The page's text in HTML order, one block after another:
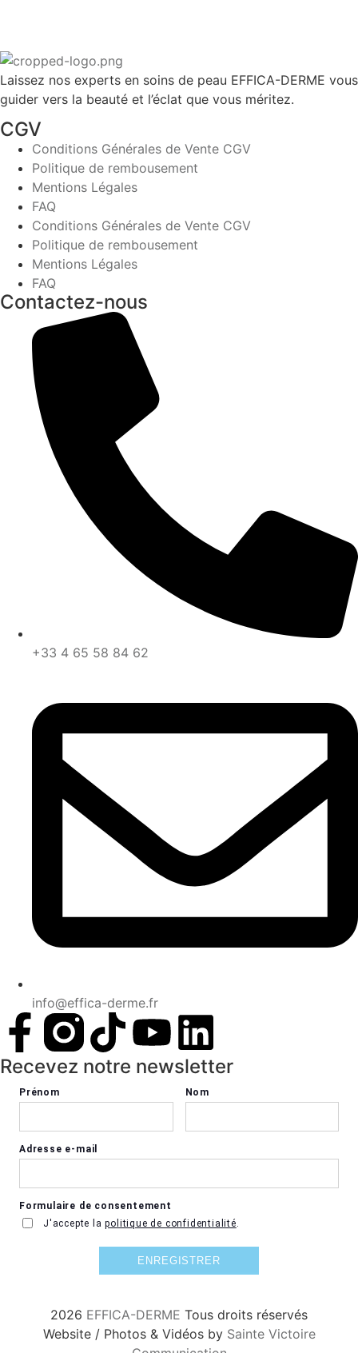
Laissez nos experts en soins de peau EFFICA-DERME vous
guider vers la beauté et l’éclat que vous méritez.
CGV
Conditions Générales de Vente CGV
Politique de rembousement
Mentions Légales
FAQ
Conditions Générales de Vente CGV
Politique de rembousement
Mentions Légales
FAQ
Contactez-nous
+33 4 65 58 84 62
info@effica-derme.fr
Recevez notre newsletter
2026 EFFICA-DERME Tous droits réservés
Website / Photos & Vidéos by Sainte Victoire